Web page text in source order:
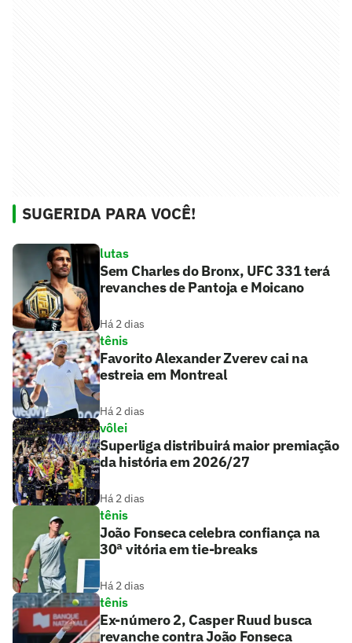
SUGERIDA PARA VOCÊ!
lutas
Sem Charles do Bronx, UFC 331 terá
revanches de Pantoja e Moicano
Há 2 dias
tênis
Favorito Alexander Zverev cai na
estreia em Montreal
Há 2 dias
vôlei
Superliga distribuirá maior premiação
da história em 2026/27
Há 2 dias
tênis
João Fonseca celebra confiança na
30ª vitória em tie-breaks
Há 2 dias
tênis
Ex-número 2, Casper Ruud busca
revanche contra João Fonseca